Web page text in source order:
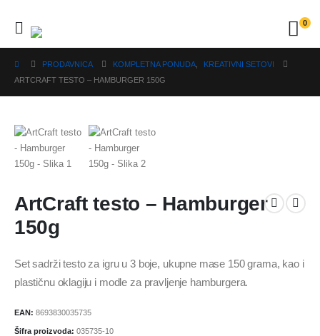
0
PRODAVNICA KOMPLETNA PONUDA
KREATIVNI SETOVI
ARTCRAFT TESTO – HAMBURGER 150G
ArtCraft testo – Hamburger
150g
Set sadrži testo za igru u 3 boje, ukupne mase 150 grama, kao i
plastičnu oklagiju i modle za pravljenje hamburgera.
EAN: 8693830035735
Šifra proizvoda: 035735-10